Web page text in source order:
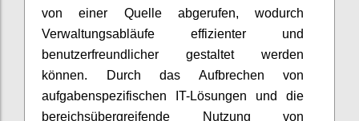
von einer Quelle abgerufen, wodurch
Verwaltungsabläufe effizienter und
benutzerfreundlicher gestaltet werden
können. Durch das Aufbrechen von
aufgabenspezifischen IT-Lösungen und die
bereichsübergreifende Nutzung von